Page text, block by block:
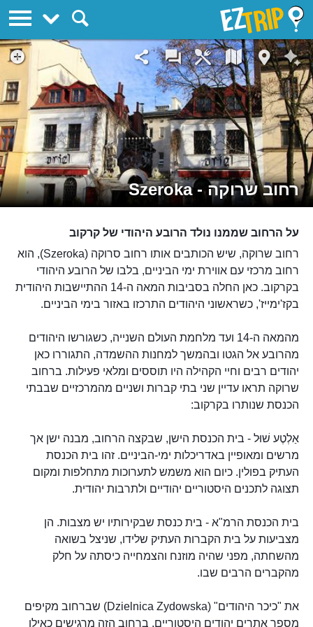
רחוב שרוקה - Szeroka
על הרחוב שממנו נולד הרובע היהודי של קרקוב
רחוב שרוקה, שיש הכותבים אותו רחוב סרוקה (Szeroka), הוא
רחוב מרכזי עם אווירת ימי הביניים, בלבו של הרובע היהודי
בקרקוב. כאן החלה בסביבות המאה ה-14 ההתיישבות היהודית
בקז'ימייז', כשראשוני היהודים התרכזו באזור בימי הביניים.
מהמאה ה-14 ועד מלחמת העולם השנייה, כשגורשו היהודים
מהרובע אל הגטו ובהמשך למחנות ההשמדה, התגוררו כאן
יהודים רבים וחיי הקהילה היו תוססים ומלאי פעילות. ברחוב
שרוקה תראו עדיין שני בתי קברות ושניים מהמרכזיים שבבתי
הכנסת שנותרו בקרקוב:
אַלְטֶע שׁוּל - בית הכנסת הישן, שבקצה הרחוב, מבנה ישן אך
מרשים ומאופיין באדריכלות ימי-הביניים. זהו בית הכנסת
העתיק בפולין. כיום הוא משמש לתערוכות מתחלפות ומקום
תצוגה לתכנים היסטוריים יהודיים ולתרבות יהודית.
בית הכנסת הרמ"א - בית כנסת שבקירותיו יש מצבות. הן
מצביעות על בית הקברות העתיק שלידו, שניצל בשואה
מהשחתה, מפני שהיה מוזנח והצמחייה כיסתה על חלק
מהקברים הרבים שבו.
את "כיכר היהודים" (Dzielnica Zydowska) שברחוב מקיפים
מספר אתרים יהודים היסטוריים. ברחוב הזה מרגישים כאילו
EZTrip